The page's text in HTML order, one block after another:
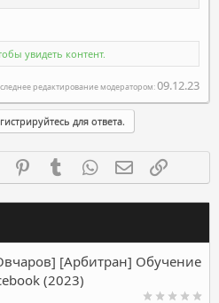
увидеть контент.
редактирование модератором:09.12.23
для ответа.
Reddit PinterestTumblr WhatsAppЭлектронная
[Арбитран] Обучение
(2023)